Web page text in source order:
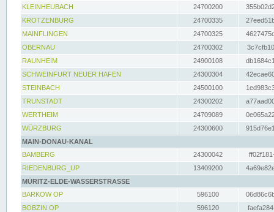
KLEINHEUBACH 24700200
KROTZENBURG
24700335
MAINFLINGEN
24700325
OBERNAU
24700302
RAUNHEIM
24900108
SCHWEINFURT NEUER HAFEN
24300304
STEINBACH
24500100
TRUNSTADT
24300202
WERTHEIM
24709089
WÜRZBURG
24300600
MAIN-DONAU-KANAL
BAMBERG
24300042
RIEDENBURG_UP
13409200
MÜRITZ-ELDE-WASSERSTRASSE
BARKOW OP
596100
BOBZIN OP
596120